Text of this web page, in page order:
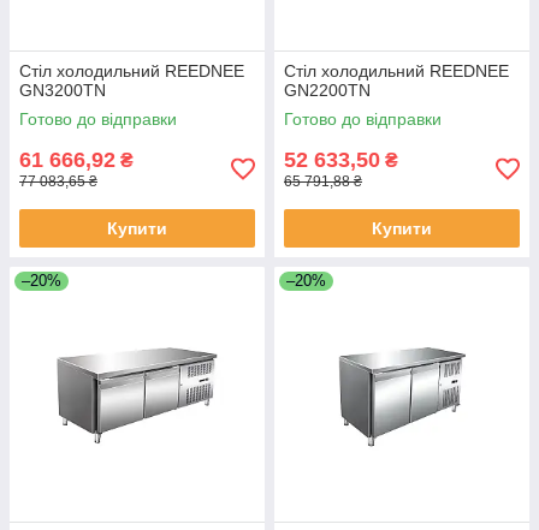
Стіл холодильний REEDNEE
GN3200TN
Готово до відправки
61 666,92 ₴
77 083,65 ₴
Купити
Стіл холодильний REEDNEE
GN2200TN
Готово до відправки
52 633,50 ₴
65 791,88 ₴
Купити
–20% –20%